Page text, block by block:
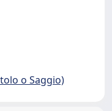
o Saggio)